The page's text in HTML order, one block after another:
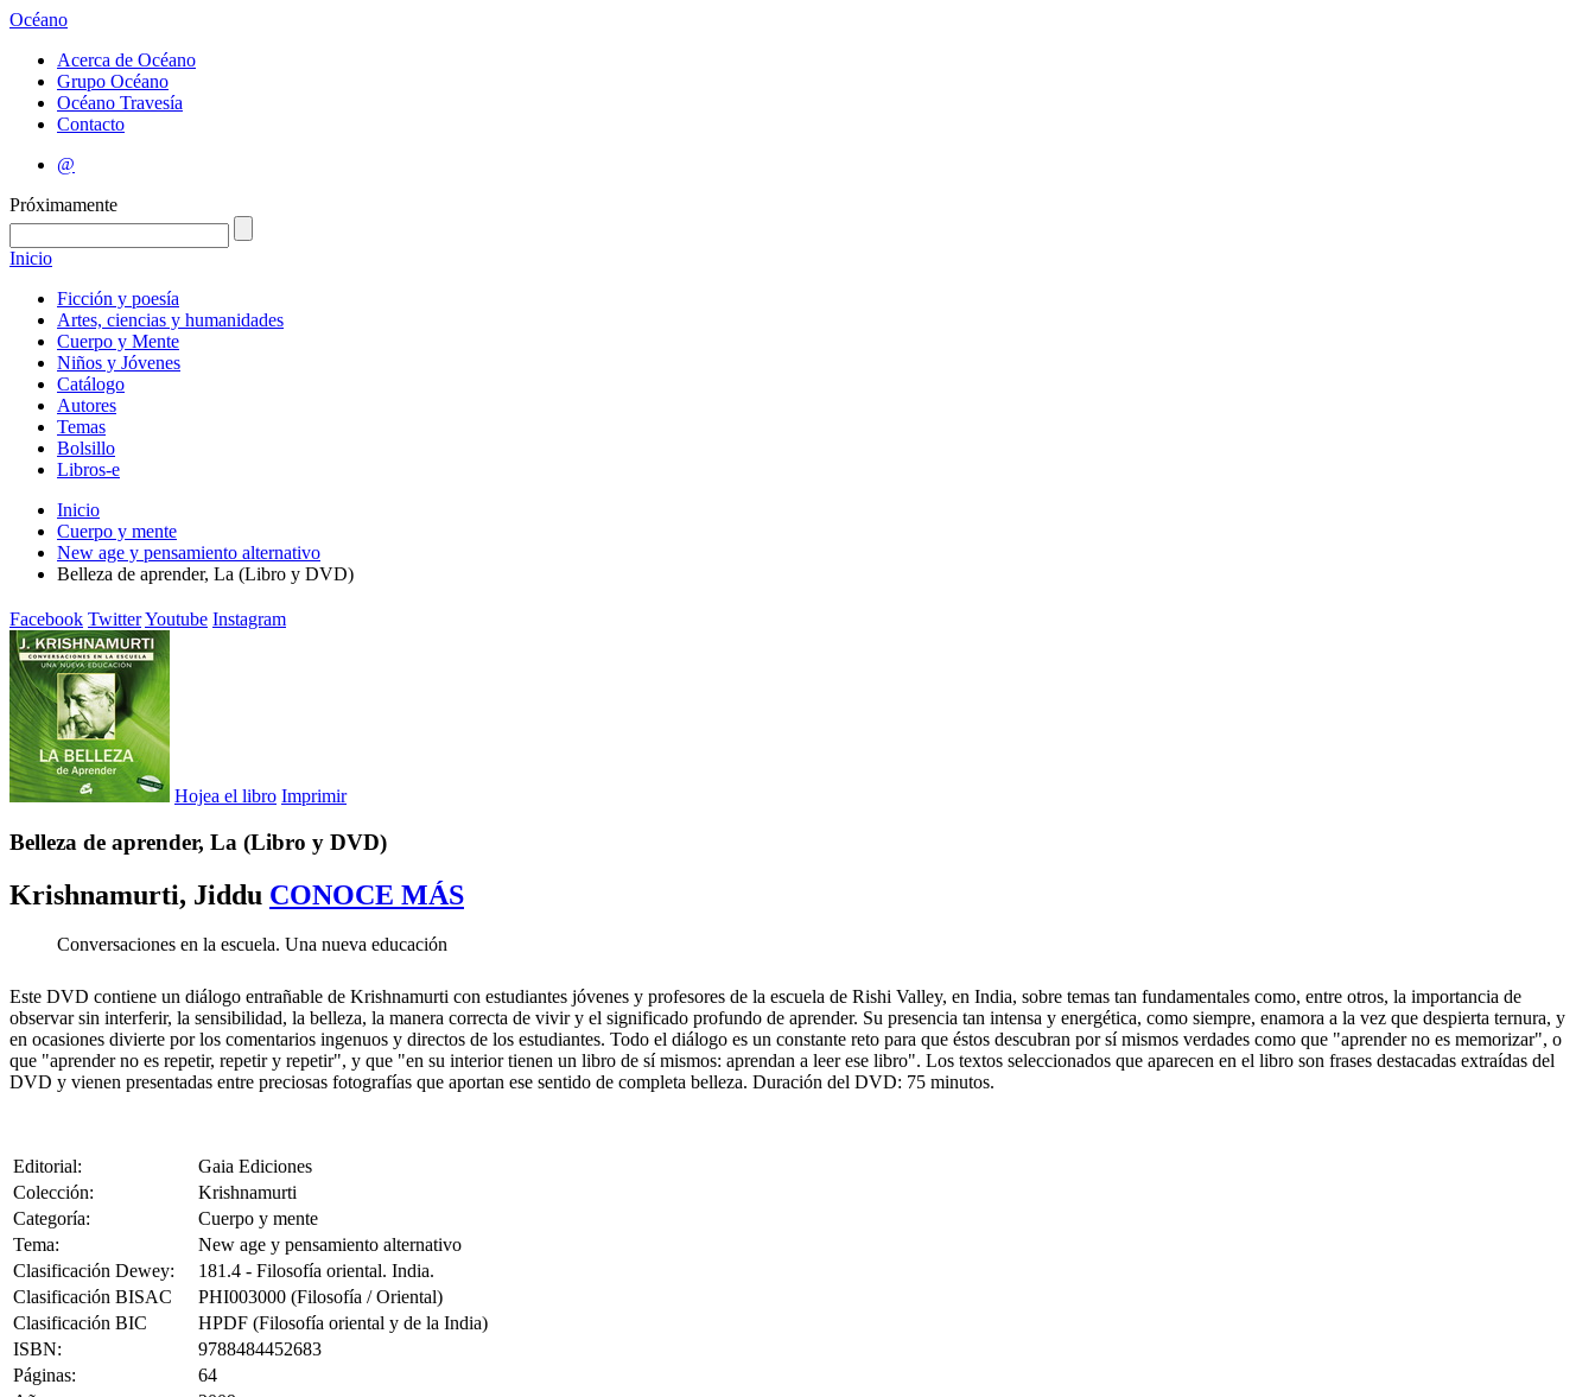
Océano
Acerca de Océano
Grupo Océano
Océano Travesía
Contacto
@
Próximamente
Inicio
Ficción y poesía
Artes, ciencias y humanidades
Cuerpo y Mente
Niños y Jóvenes
Catálogo
Autores
Temas
Bolsillo
Libros-e
Inicio
Cuerpo y mente
New age y pensamiento alternativo
Belleza de aprender, La (Libro y DVD)
Facebook TwitterYoutube Instagram
Hojea el libro Imprimir
Belleza de aprender, La (Libro y DVD)
Krishnamurti, Jiddu CONOCE MÁS
Conversaciones en la escuela. Una nueva educación
Este DVD contiene un diálogo entrañable de Krishnamurti con estudiantes jóvenes y profesores de la escuela de Rishi Valley, en India, sobre temas tan fundamentales como, entre otros, la importancia de
observar sin interferir, la sensibilidad, la belleza, la manera correcta de vivir y el significado profundo de aprender. Su presencia tan intensa y energética, como siempre, enamora a la vez que despierta ternura, y
en ocasiones divierte por los comentarios ingenuos y directos de los estudiantes. Todo el diálogo es un constante reto para que éstos descubran por sí mismos verdades como que "aprender no es memorizar", o
que "aprender no es repetir, repetir y repetir", y que "en su interior tienen un libro de sí mismos: aprendan a leer ese libro". Los textos seleccionados que aparecen en el libro son frases destacadas extraídas del
DVD y vienen presentadas entre preciosas fotografías que aportan ese sentido de completa belleza. Duración del DVD: 75 minutos.
Editorial:
Gaia Ediciones
Colección:
Krishnamurti
Categoría:
Cuerpo y mente
Tema:
New age y pensamiento alternativo
Clasificación Dewey:
181.4 - Filosofía oriental. India.
Clasificación BISAC
PHI003000 (Filosofía / Oriental)
Clasificación BIC
HPDF (Filosofía oriental y de la India)
ISBN:
9788484452683
Páginas:
64